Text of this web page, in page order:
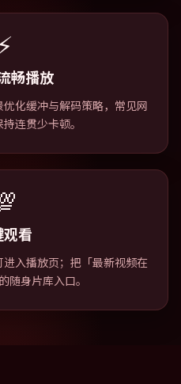
畅播放
化缓冲与解码策略，常见网
连贯少卡顿。
观看
入播放页；把「最新视频在
随身片库入口。